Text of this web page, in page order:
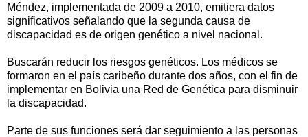
Méndez, implementada de 2009 a 2010, emitiera datos
significativos señalando que la segunda causa de
discapacidad es de origen genético a nivel nacional.
Buscarán reducir los riesgos genéticos. Los médicos se
formaron en el país caribeño durante dos años, con el fin de
implementar en Bolivia una Red de Genética para disminuir
la discapacidad.
Parte de sus funciones será dar seguimiento a las personas